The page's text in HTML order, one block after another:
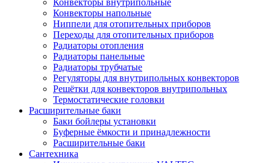
Конвекторы внутрипольные
Конвекторы напольные
Ниппели для отопительных приборов
Переходы для отопительных приборов
Радиаторы отопления
Радиаторы панельные
Радиаторы трубчатые
Регуляторы для внутрипольных конвекторов
Решётки для конвекторов внутрипольных
Термостатические головки
Расширительные баки
Баки бойлеры установки
Буферные ёмкости и принадлежности
Расширительные баки
Сантехника